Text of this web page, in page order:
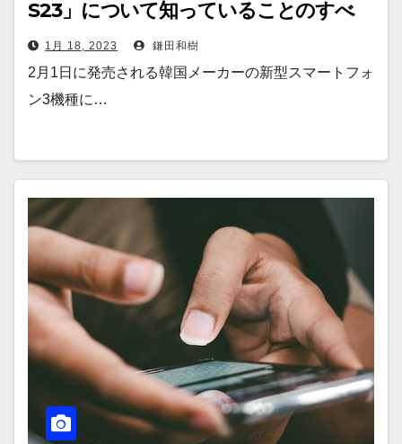
S23」について知っていることのすべ
て1月 18, 2023 鎌田和樹
2月1日に発売される韓国メーカーの新型スマートフォ
ン3機種に…